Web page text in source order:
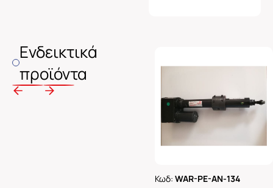
Ενδεικτικά
προϊόντα
Κωδ:WAR-PE-AN-134